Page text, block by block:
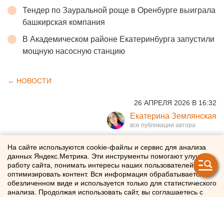
Тендер по Зауральной роще в Оренбурге выиграла
башкирская компания
В Академическом районе Екатеринбурга запустили
мощную насосную станцию
← НОВОСТИ
26 АПРЕЛЯ 2026 В 16:32
Екатерина Землянская
Екатеринбургская элита
соберется на закрытый
показ фильма уральского
На сайте используются cookie-файлы и сервис для анализа
данных Яндекс.Метрика. Эти инструменты помогают улучшать
работу сайта, понимать интересы наших пользователей и
оптимизировать контент. Вся информация обрабатывается в
обезличенном виде и используется только для статистического
анализа. Продолжая использовать сайт, вы соглашаетесь с